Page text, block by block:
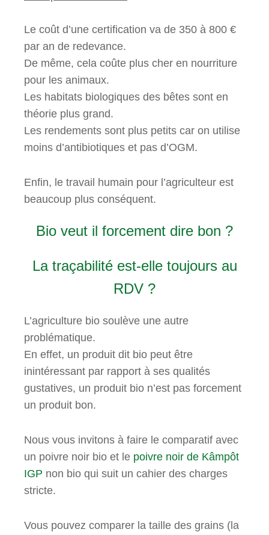
Le coût d’une certification va de 350 à 800 €
par an de redevance.
De même, cela coûte plus cher en nourriture
pour les animaux.
Les habitats biologiques des bêtes sont en
théorie plus grand.
Les rendements sont plus petits car on utilise
moins d’antibiotiques et pas d’OGM.
Enfin, le travail humain pour l’agriculteur est
beaucoup plus conséquent.
Bio veut il forcement dire bon ?
La traçabilité est-elle toujours au
RDV ?
L’agriculture bio soulève une autre
problématique.
En effet, un produit dit bio peut être
inintéressant par rapport à ses qualités
gustatives, un produit bio n’est pas forcement
un produit bon.
Nous vous invitons à faire le comparatif avec
un poivre noir bio et le poivre noir de Kâmpôt
IGP non bio qui suit un cahier des charges
stricte.
Vous pouvez comparer la taille des grains (la